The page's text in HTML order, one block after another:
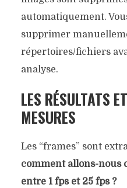
automatiquement.
supprimer
répertoires/fichiers
analyse.
LES RÉSULTATS
MESURES
Les “frames” sont
comment allons-nous
entre 1 fps et 25 fps ?